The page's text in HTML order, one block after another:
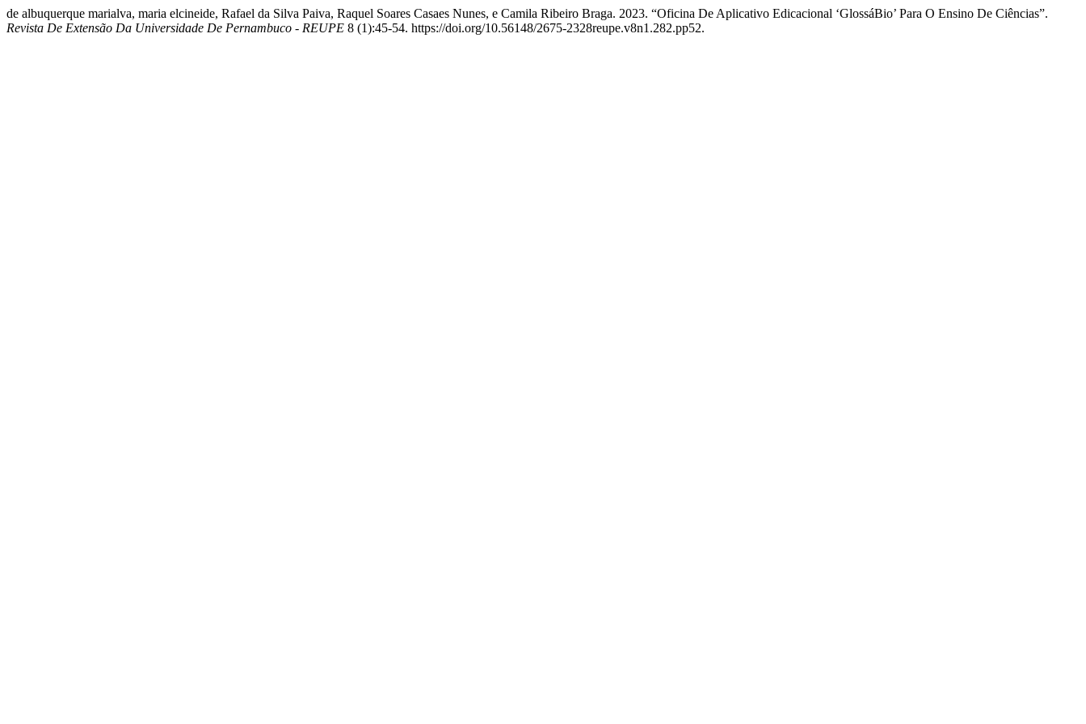
de albuquerque marialva, maria elcineide, Rafael da Silva Paiva, Raquel Soares Casaes Nunes, e Camila Ribeiro Braga. 2023. “Oficina De Aplicativo Edicacional ‘GlossáBio’ Para O Ensino De Ciências”.
Revista De Extensão Da Universidade De Pernambuco - REUPE 8 (1):45-54. https://doi.org/10.56148/2675-2328reupe.v8n1.282.pp52.